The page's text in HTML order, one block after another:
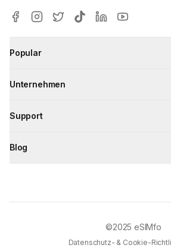
Popular
Unternehmen
Support
Blog
©2025 eSIMfo
Datenschutz- & Cookie-